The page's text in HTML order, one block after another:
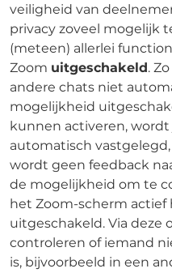
veiligheid van
privacy zoveel mogelijk
(meteen) allerlei
Zoom uitgeschakeld.
andere chats niet
mogelijkheid
kunnen activeren, wordt
automatisch
wordt geen feedback
de mogelijkheid om te
het Zoom-scherm actief
uitgeschakeld. Via deze
controleren of iemand
is, bijvoorbeeld in een